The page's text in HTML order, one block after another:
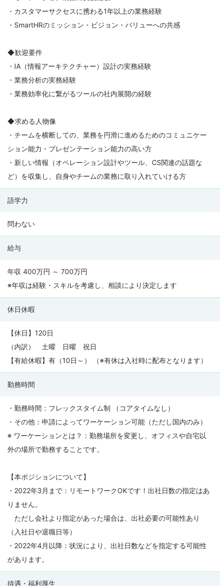
・カスタマーサクセスに携わる1年以上の業務経験
・SmartHRのミッション・ビジョン・バリューへの共感
◆歓迎要件
・IA（情報アーキテクチャー）設計の実務経験
・業務分析の実務経験
・業務効率化に繋がるツールの社内展開の経験
◆求める人物像
・チームを横断しての、業務を円滑に進めるためのコミュニケー
ション能力・プレゼンテーション能力の高い方
・新しい情報（オペレーション設計やツール、CS関連の話題な
ど）を収集し、自身やチームの業務に取り入れていける方
語学力
問わない
給与
年収 400万円 ～ 700万円
※年収は経験・スキルを考慮し、相談により決定します
休日休暇
【休日】120日
（内訳） 土曜 日曜 祝日
【有給休暇】有（10日～） （※有休は入社時に配布となります）
勤務時間
・勤務時間：フレックスタイム制 （コアタイムなし）
・その他：申請によってワーケーション可能（ただし国内のみ）
※ ワーケーションとは？：勤務場所を変更し、オフィスや自宅以
外の場所で勤務することです。
【本ポジションについて】
・2022年3月まで：リモートワークOKです！出社日数の指定はあ
りません。
ただし会社より指定があった場合は、出社必要の可能性あり
（入社日や退職日等）
・2022年4月以降：状況により、出社日数などを指定する可能性
があります。
待遇・福利厚生